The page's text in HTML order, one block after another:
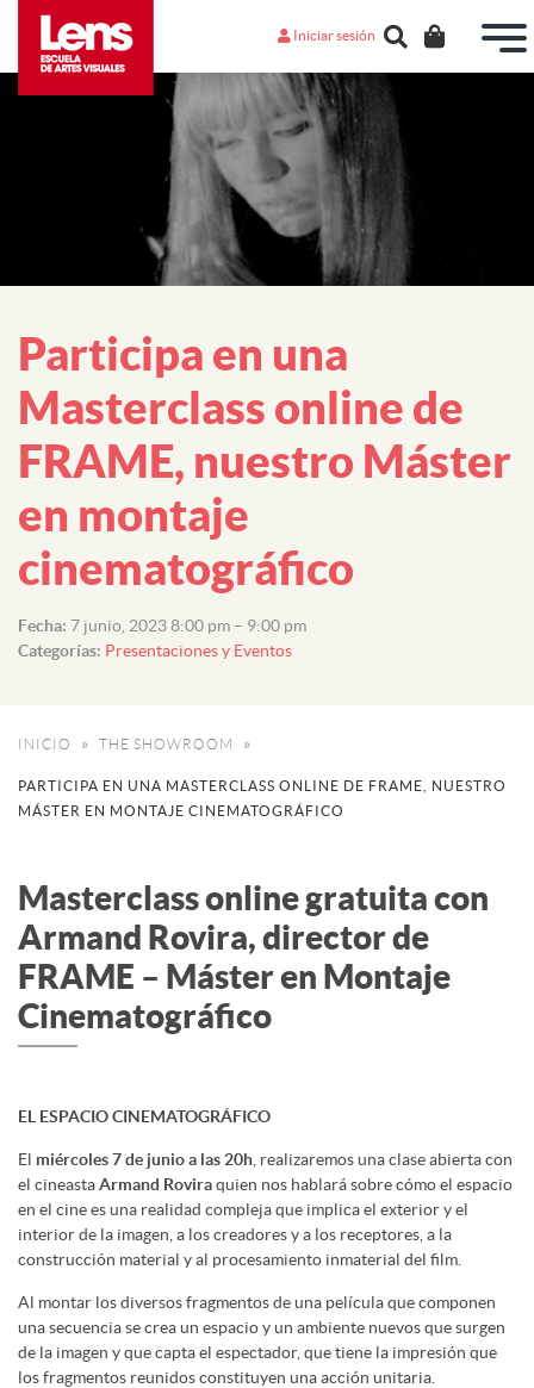
Iniciar sesión
Participa en una
Masterclass online de
FRAME, nuestro Máster
en montaje
cinematográfico
Fecha: 7 junio, 2023 8:00 pm – 9:00 pm
Categorías: Presentaciones y Eventos
INICIO THE SHOWROOM
PARTICIPA EN UNA MASTERCLASS ONLINE DE FRAME, NUESTRO
MÁSTER EN MONTAJE CINEMATOGRÁFICO
Masterclass online gratuita con
Armand Rovira, director de
FRAME – Máster en Montaje
Cinematográfico
EL ESPACIO CINEMATOGRÁFICO
El miércoles 7 de junio a las 20h , realizaremos una clase abierta con
el cineastaArmand Roviraquien nos hablará sobre cómo el espacio
en el cine es una realidad compleja que implica el exterior y el
interior de la imagen, a los creadores y a los receptores, a la
construcción material y al procesamiento inmaterial del film.
Al montar los diversos fragmentos de una película que componen
una secuencia se crea un espacio y un ambiente nuevos que surgen
de la imagen y que capta el espectador, que tiene la impresión que
los fragmentos reunidos constituyen una acción unitaria.